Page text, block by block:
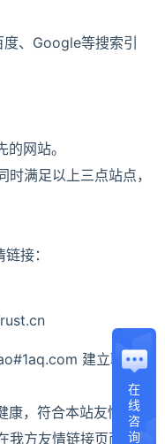
、Google等搜索引
网站。
满足以上三点站点，
接：
建立联
，符合本站友情链接
我方友情链接页面显
在
线
咨
询